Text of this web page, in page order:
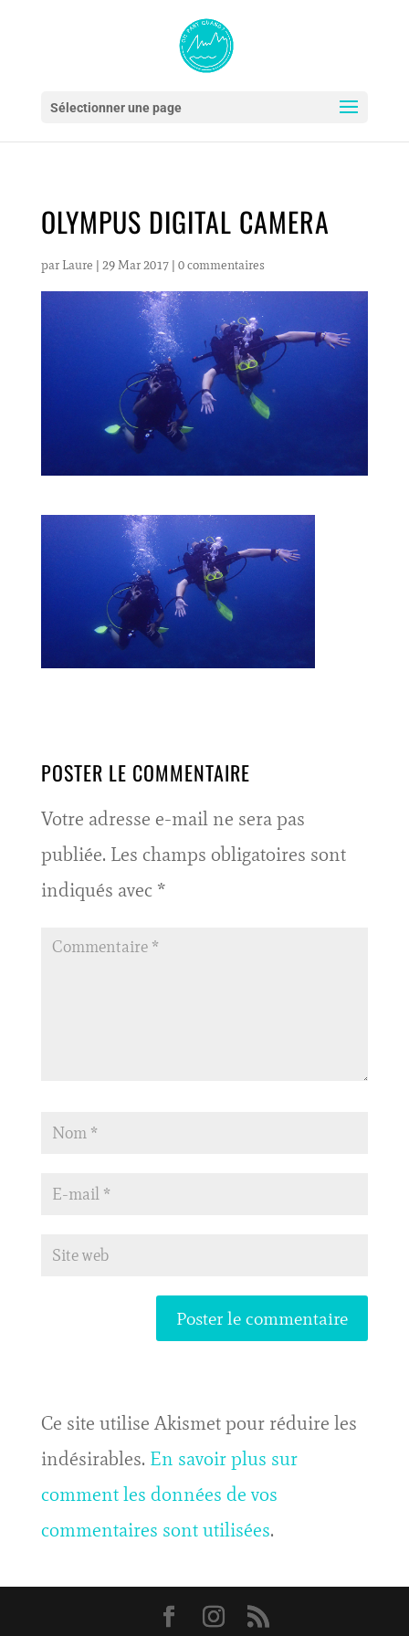
Sélectionner une page
OLYMPUS DIGITAL CAMERA
par Laure | 29 Mar 2017| 0 commentaires
POSTER LE COMMENTAIRE
Votre adresse e-mail ne sera pas
publiée. Les champs obligatoires sont
indiqués avec *
Ce site utilise Akismet pour réduire les
indésirables. En savoir plus sur
comment les données de vos
commentaires sont utilisées.